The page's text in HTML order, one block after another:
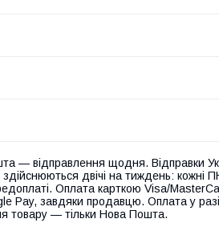
— відправлення щодня. Відправки
здійснюються двічі на тиждень: кожні
Оплата карткою Visa/
Pay, завдяки продавцю. Оплата у разі
товару — тільки Нова Пошта.